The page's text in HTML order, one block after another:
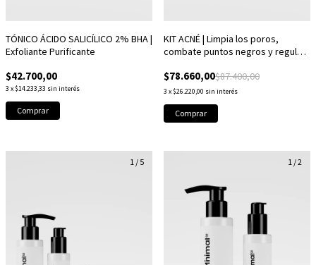
TÓNICO ÁCIDO SALICÍLICO 2% BHA |
Exfoliante Purificante
$42.700,00
3 x $14.233,33 sin interés
KIT ACNÉ | Limpia los poros,
combate puntos negros y regula
$78.660,00$87.400,00
3 x $26.220,00 sin interés
1 / 5 1 /2